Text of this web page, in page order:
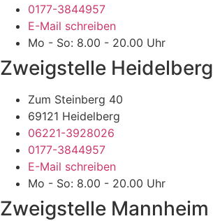
0177-3844957
E-Mail schreiben
Mo - So: 8.00 - 20.00 Uhr
Zweigstelle Heidelberg
Zum Steinberg 40
69121 Heidelberg
06221-3928026
0177-3844957
E-Mail schreiben
Mo - So: 8.00 - 20.00 Uhr
Zweigstelle Mannheim